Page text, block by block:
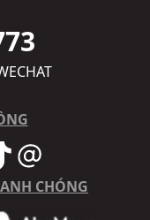
CHÓNG